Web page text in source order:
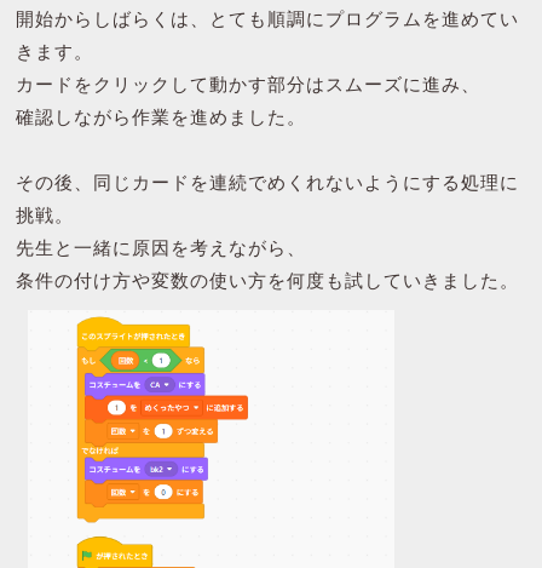
開始からしばらくは、とても順調にプログラムを進めてい
きます。
カードをクリックして動かす部分はスムーズに進み、
確認しながら作業を進めました。
その後、同じカードを連続でめくれないようにする処理に
挑戦。
先生と一緒に原因を考えながら、
条件の付け方や変数の使い方を何度も試していきました。